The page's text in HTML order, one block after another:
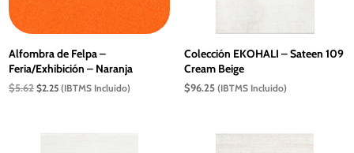
Alfombra de Felpa –
Feria/Exhibición – Naranja
$5.62El
$5.62.
$2.25El
$2.25.
(IBTMS Incluido)
Colección EKOHALI – Sateen 109
Cream Beige
$96.25 (IBTMS Incluido)